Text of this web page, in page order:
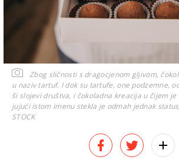
Zbog sličnosti s dragocjenom gljivom,
u naziv tartuf. I dok su tartufe, one podzemne,
ši slojevi društva, i čokoladna kreacija u čijem je
jujući istom imenu stekla je odmah jednak
STOCK